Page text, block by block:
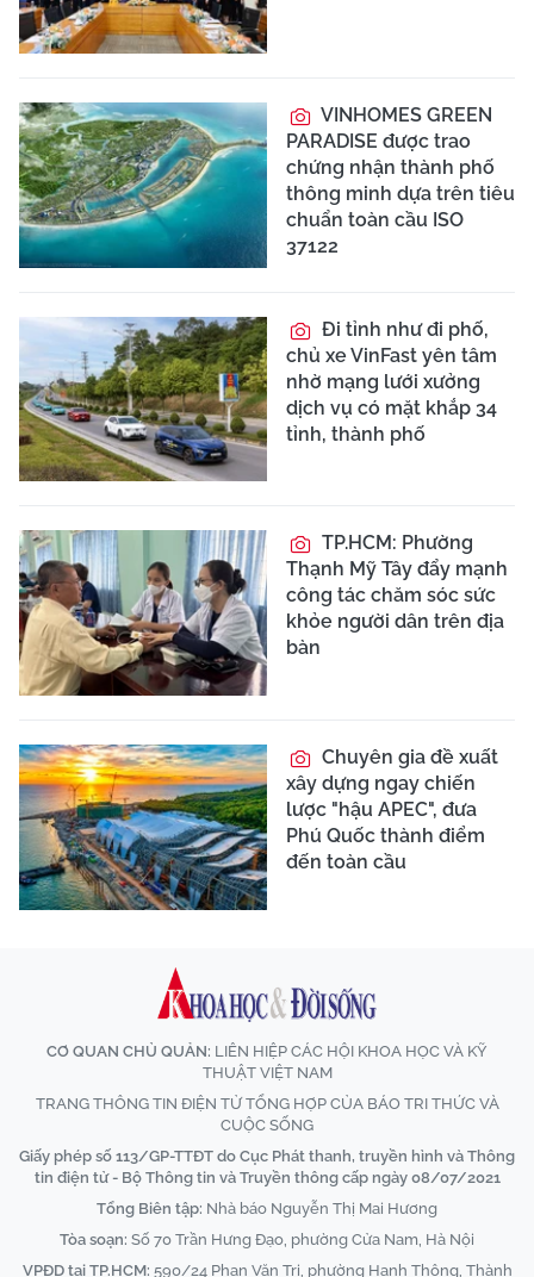
VINHOMES GREEN
PARADISE được trao
chứng nhận thành phố
thông minh dựa trên tiêu
chuẩn toàn cầu ISO
37122
Đi tỉnh như đi phố,
chủ xe VinFast yên tâm
nhờ mạng lưới xưởng
dịch vụ có mặt khắp 34
tỉnh, thành phố
TP.HCM: Phường
Thạnh Mỹ Tây đẩy mạnh
công tác chăm sóc sức
khỏe người dân trên địa
bàn
Chuyên gia đề xuất
xây dựng ngay chiến
lược "hậu APEC", đưa
Phú Quốc thành điểm
đến toàn cầu
CƠ QUAN CHỦ QUẢN: LIÊN HIỆP CÁC HỘI KHOA HỌC VÀ KỸ
THUẬT VIỆT NAM
TRANG THÔNG TIN ĐIỆN TỬ TỔNG HỢP CỦA BÁO TRI THỨC VÀ
CUỘC SỐNG
Giấy phép số 113/GP-TTĐT do Cục Phát thanh, truyền hình và Thông
tin điện tử - Bộ Thông tin và Truyền thông cấp ngày 08/07/2021
Tổng Biên tập: Nhà báo Nguyễn Thị Mai Hương
Tòa soạn: Số 70 Trần Hưng Đạo, phường Cửa Nam, Hà Nội
VPĐD tại TP.HCM: 590/24 Phan Văn Trị, phường Hạnh Thông, Thành